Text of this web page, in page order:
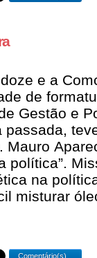
e a
de
Gestão e
passada,
Mauro
política”.
na
misturar
Comentário(s)